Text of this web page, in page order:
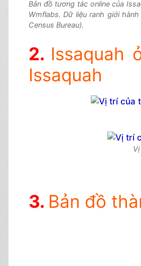
Bản đồ tương tác online của
Wmflabs. Dữ liệu ranh giới
Census Bureau).
Issaquah
Issaquah
Bản đồ